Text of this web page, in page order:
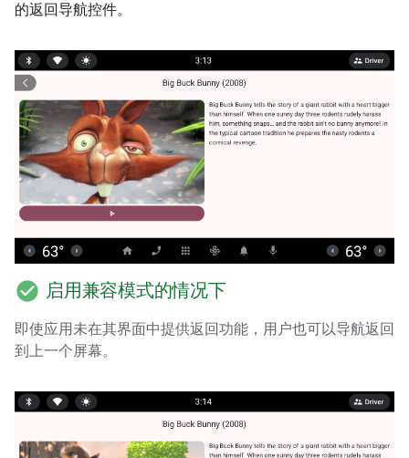
的返回导航控件。
check_circle 启用兼容模式的情况下
即使应用未在其界面中提供返回功能，用户也可以导航返回
到上一个屏幕。